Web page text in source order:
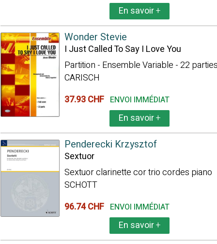
En savoir+
Wonder Stevie
I Just Called To Say I Love You
Partition - Ensemble Variable - 22
CARISCH
37.93 CHF ENVOI IMMÉDIAT
En savoir+
Penderecki Krzysztof
Sextuor
Sextuor clarinette cor trio cordes piano
SCHOTT
96.74 CHF ENVOI IMMÉDIAT
En savoir+